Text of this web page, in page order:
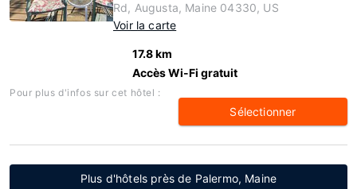
Rd, Augusta, Maine 04330, US
Voir la carte
17.8 km
Accès Wi-Fi gratuit
Pour plus d'infos sur cet hôtel :
Sélectionner
Plus d'hôtels près de Palermo, Maine